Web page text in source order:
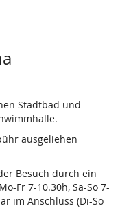
Stadtbad und
ausgeliehen
Besuch durch ein
Fr 7-10.30h, Sa-So 7-
im Anschluss (Di-So